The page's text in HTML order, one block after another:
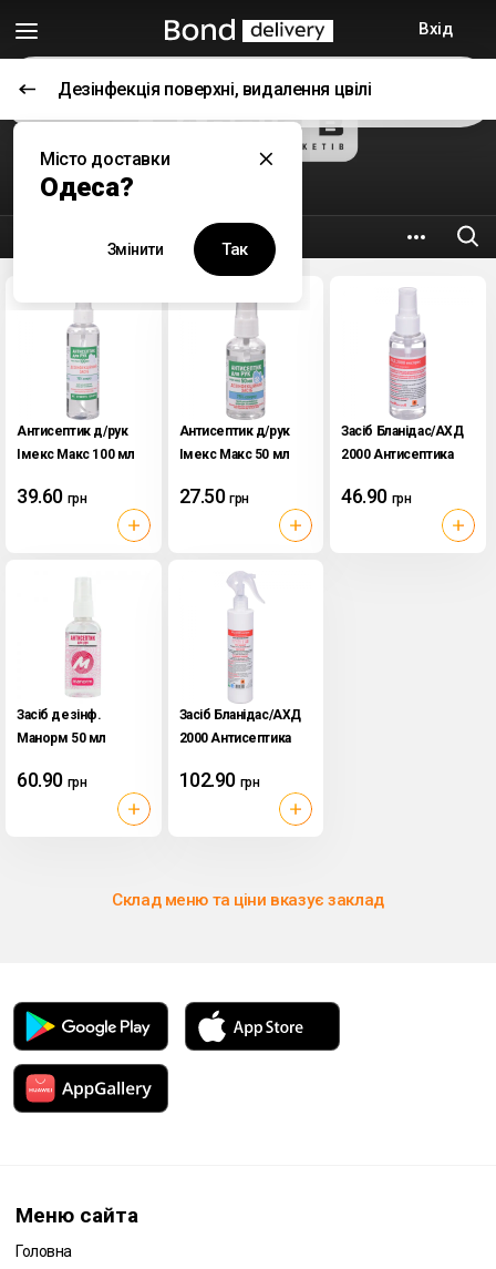
Місто доставки
Одеса?
Змінити Так
Вхід
Відкриється о 09:00
Таврія В
5.2 км
Дезінфекція поверхні, видалення цвілі
Антисептик д/рук
Імекс Макс 100 мл
39.60 грн
Антисептик д/рук
Імекс Макс 50 мл
27.50 грн
Засіб Бланідас/АХД
2000 Антисептика
46.90 грн
Засіб дезінф.
Манорм 50 мл
60.90 грн
Засіб Бланідас/АХД
2000 Антисептика
102.90 грн
Склад меню та ціни вказує заклад
Меню сайта
Головна